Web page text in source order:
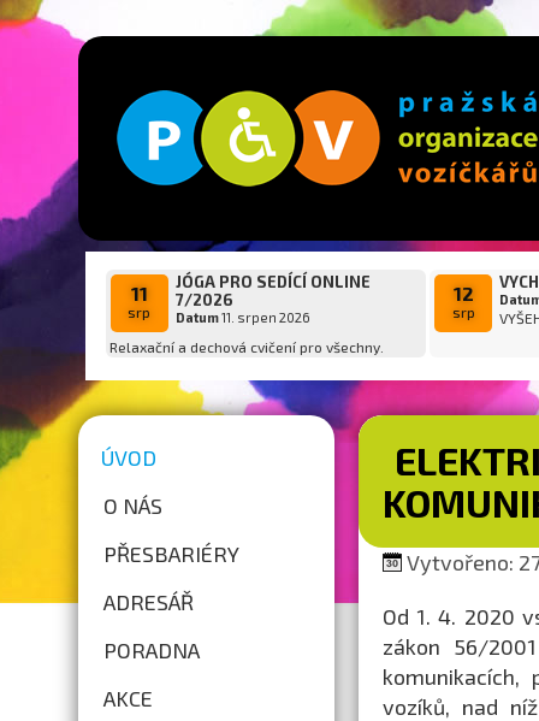
11
srp
JÓGA PRO SEDÍCÍ ONLINE
7/2026
Datum11. srpen 2026
Relaxační a dechová cvičení pro všechny.
12
srp
ÚVOD
O NÁS
PŘESBARIÉRY
ADRESÁŘ
PORADNA
AKCE
Vytvořeno:
Od 1. 4. 2020
zákon 56/
vozíků, nad